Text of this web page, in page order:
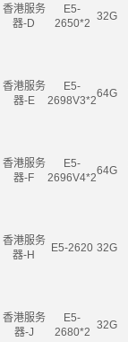
香港服务
器-D
E5-
2650*2
32G
香港服务
器-E
E5-
2698V3*2
64G
香港服务
器-F
E5-
2696V4*2
64G
香港服务
器-H
E5-2620 32G
香港服务
器-J
E5-
2680*2
32G